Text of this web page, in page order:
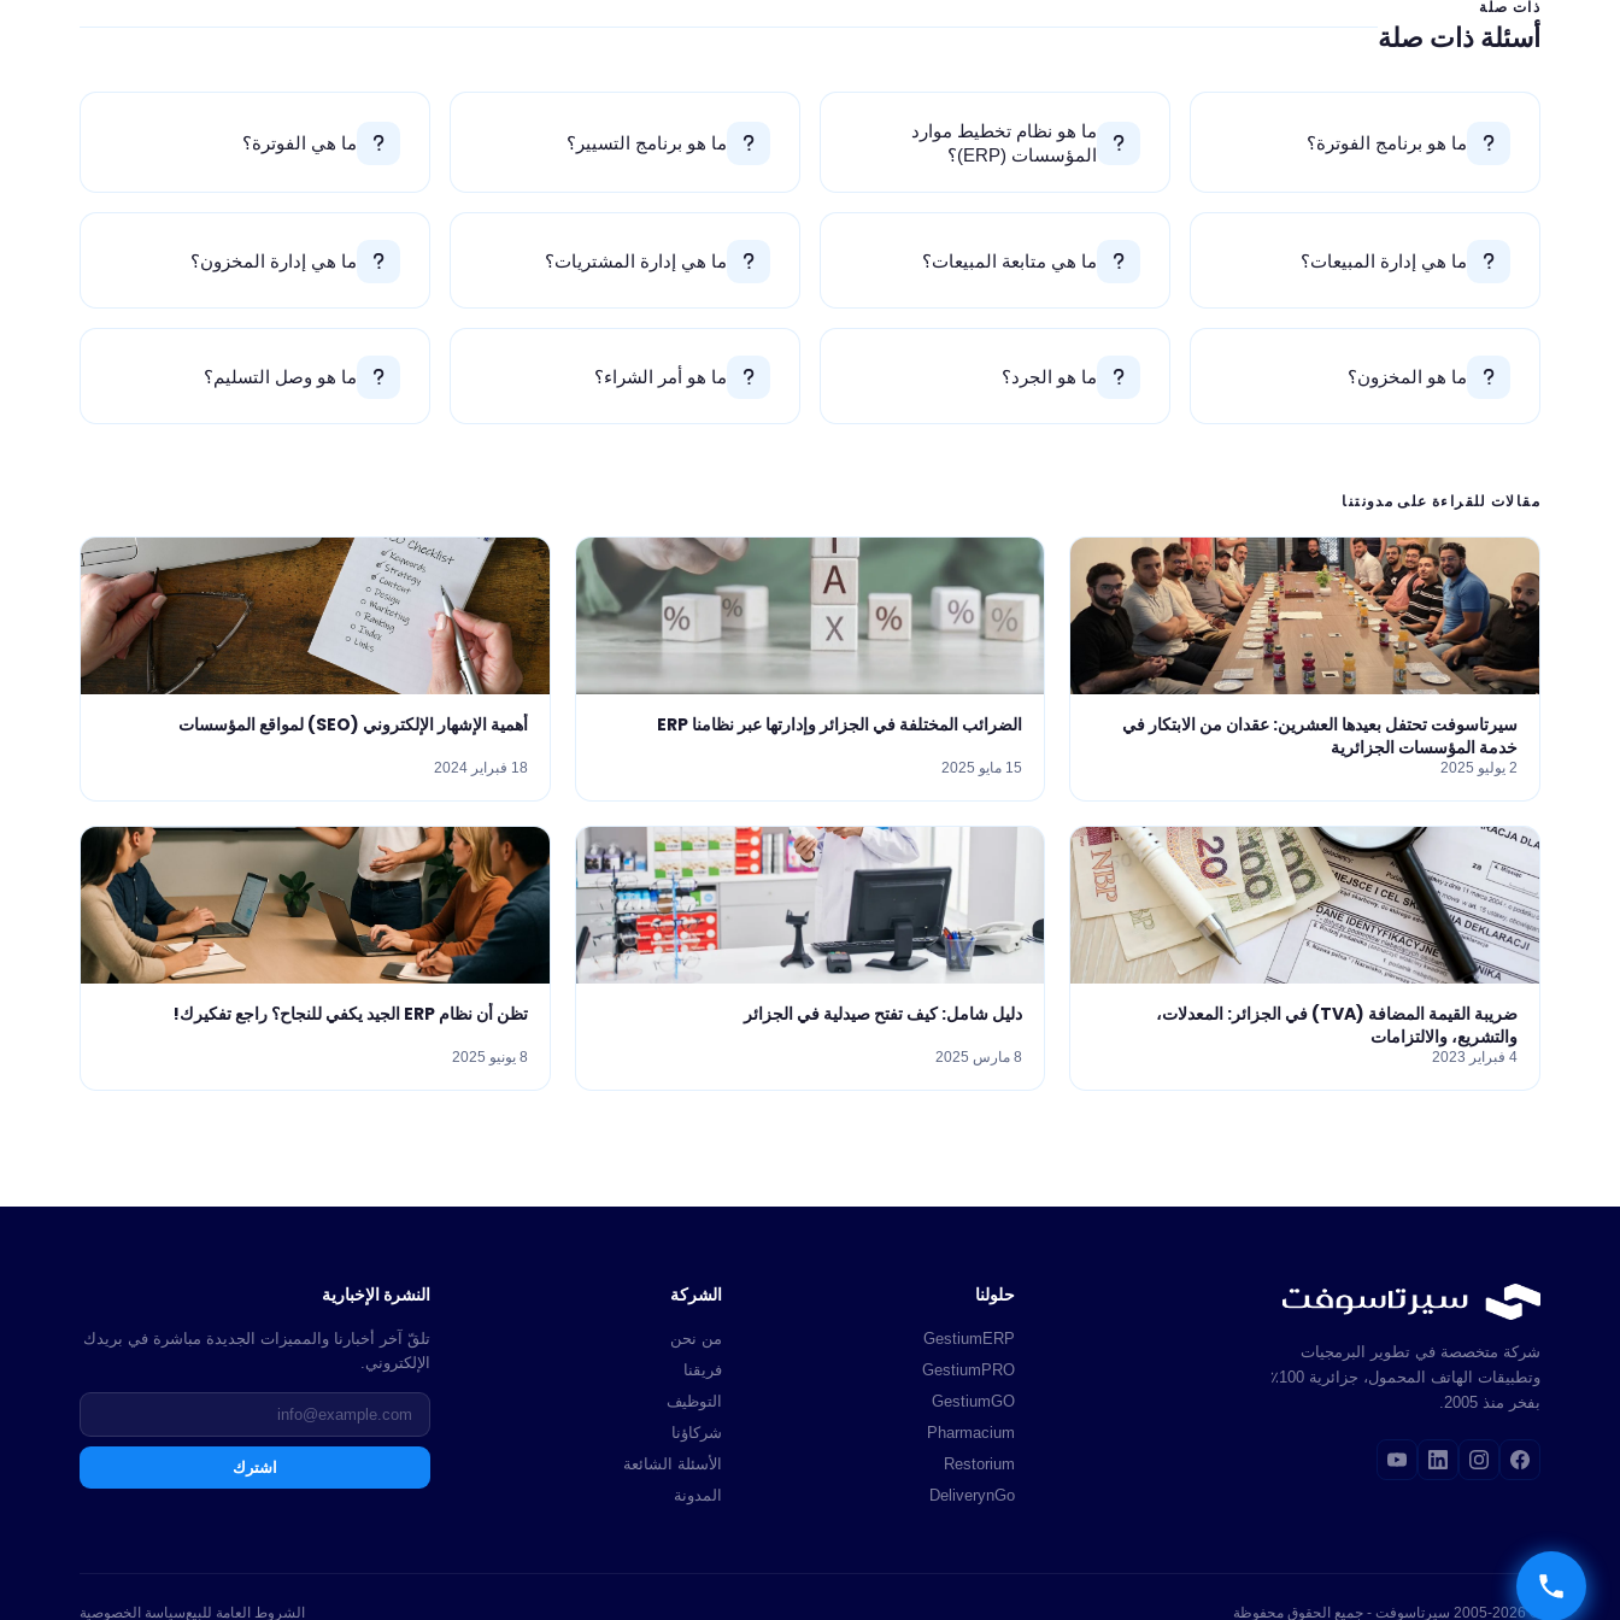
ذات صلة
أسئلة ذات صلة
ما هو برنامج الفوترة؟
ما هو نظام تخطيط موارد
المؤسسات (ERP)؟
ما هو برنامج التسيير؟ ما هي الفوترة؟
ما هي إدارة المبيعات؟ ما هي متابعة المبيعات؟ ما هي إدارة المشتريات؟ ما هي إدارة المخزون؟
ما هو المخزون؟ ما هو الجرد؟ ما هو أمر الشراء؟ ما هو وصل التسليم؟
مقالات للقراءة على مدونتنا
سيرتاسوفت تحتفل بعيدها العشرين: عقدان من الابتكار في
خدمة المؤسسات الجزائرية
2 يوليو 2025
الضرائب المختلفة في الجزائر وإدارتها عبر نظامنا ERP
15 مايو 2025
أهمية الإشهار الإلكتروني (SEO) لمواقع المؤسسات
18 فبراير 2024
ضريبة القيمة المضافة (TVA) في الجزائر: المعدلات،
والتشريع، والالتزامات
4 فبراير 2023
دليل شامل: كيف تفتح صيدلية في الجزائر
8 مارس 2025
تظن أن نظام ERP الجيد يكفي للنجاح؟ راجع تفكيرك!
8 يونيو 2025
شركة متخصصة في تطوير البرمجيات
وتطبيقات الهاتف المحمول، جزائرية 100٪
بفخر منذ 2005.
حلولنا
GestiumERP
GestiumPRO
GestiumGO
Pharmacium
Restorium
DeliverynGo
الشركة
من نحن
فريقنا
التوظيف
شركاؤنا
الأسئلة الشائعة
المدونة
النشرة الإخبارية
تلقّ آخر أخبارنا والمميزات الجديدة مباشرة في بريدك
الإلكتروني.
اشترك
© 2005-2026 سيرتاسوفت - جميع الحقوق محفوظة الشروط العامة للبيعسياسة الخصوصية